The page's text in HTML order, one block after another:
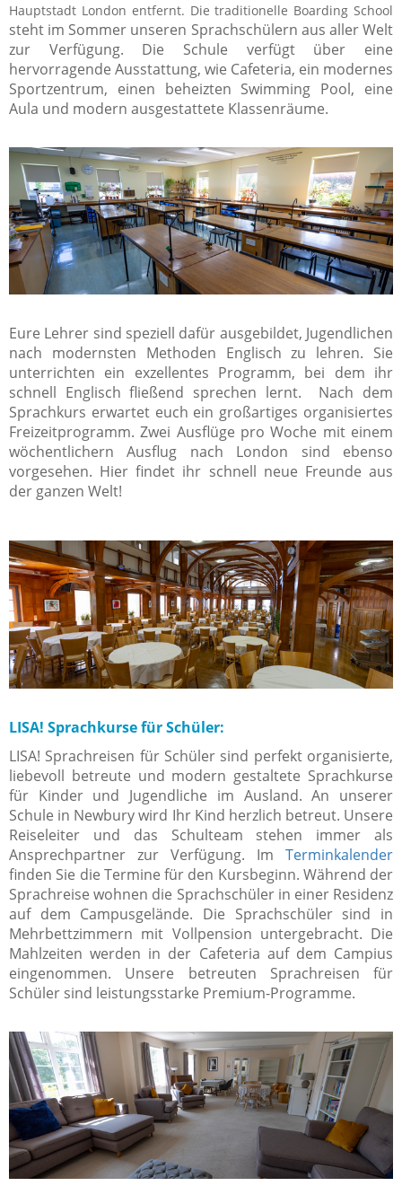
Hauptstadt London entfernt. Die traditionelle Boarding School
steht im Sommer unseren Sprachschülern aus aller Welt
zur Verfügung. Die Schule verfügt über eine
hervorragende Ausstattung, wie Cafeteria, ein modernes
Sportzentrum, einen beheizten Swimming Pool, eine
Aula und modern ausgestattete Klassenräume.
Eure Lehrer sind speziell dafür ausgebildet, Jugendlichen
nach modernsten Methoden Englisch zu lehren. Sie
unterrichten ein exzellentes Programm, bei dem ihr
schnell Englisch fließend sprechen lernt. Nach dem
Sprachkurs erwartet euch ein großartiges organisiertes
Freizeitprogramm. Zwei Ausflüge pro Woche mit einem
wöchentlichern Ausflug nach London sind ebenso
vorgesehen. Hier findet ihr schnell neue Freunde aus
der ganzen Welt!
LISA! Sprachkurse für Schüler:
LISA! Sprachreisen für Schüler sind perfekt organisierte,
liebevoll betreute und modern gestaltete Sprachkurse
für Kinder und Jugendliche im Ausland. An unserer
Schule in Newbury wird Ihr Kind herzlich betreut. Unsere
Reiseleiter und das Schulteam stehen immer als
Ansprechpartner zur Verfügung. Im Terminkalender
finden Sie die Termine für den Kursbeginn. Während der
Sprachreise wohnen die Sprachschüler in einer Residenz
auf dem Campusgelände. Die Sprachschüler sind in
Mehrbettzimmern mit Vollpension untergebracht. Die
Mahlzeiten werden in der Cafeteria auf dem Campius
eingenommen. Unsere betreuten Sprachreisen für
Schüler sind leistungsstarke Premium-Programme.